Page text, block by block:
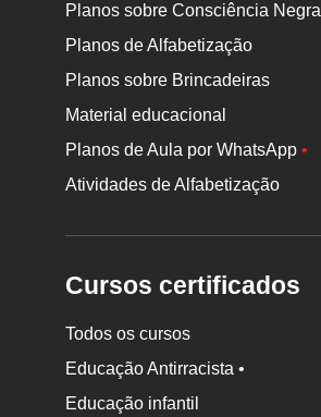
Planos sobre Consciência Negra
Planos de Alfabetização
Planos sobre Brincadeiras
Material educacional
Planos de Aula por WhatsApp•
Atividades de Alfabetização
Cursos certificados
Todos os cursos
Educação Antirracista •
Educação infantil